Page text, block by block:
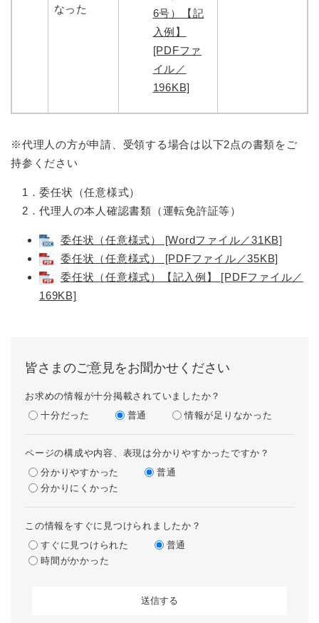
6号）【記
入例】
[PDFファ
イル／
196KB]
なった
※代理人の方が申請、受領する場合は以下2点の書類をご
持参ください
1．委任状（任意様式）
2．代理人の本人確認書類（運転免許証等）
委任状（任意様式） [Wordファイル／31KB]
委任状（任意様式） [PDFファイル／35KB]
委任状（任意様式）【記入例】 [PDFファイル／
169KB]
皆さまのご意見をお聞かせください
お求めの情報が十分掲載されていましたか？
十分だった
普通 情報が足りなかった
ページの構成や内容、表現は分かりやすかったですか？
分かりやすかった
普通
分かりにくかった
この情報をすぐに見つけられましたか？
すぐに見つけられた
普通
時間がかかった